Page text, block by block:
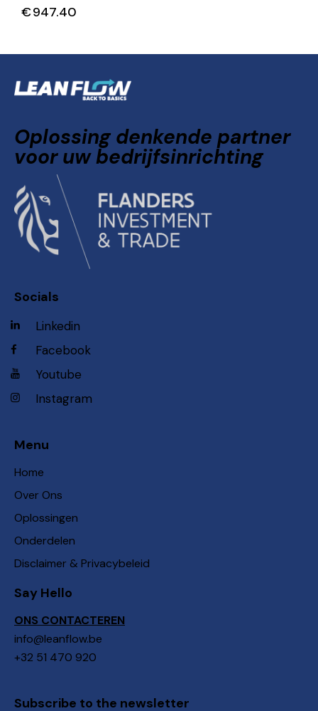
€947.40
Oplossing denkende partner
voor uw bedrijfsinrichting
Socials
Linkedin
Facebook
Youtube
Instagram
Menu
Home
Over Ons
Oplossingen
Onderdelen
Disclaimer & Privacybeleid
Say Hello
ONS CONTACTEREN
info@leanflow.be
+32 51 470 920
Subscribe to the newsletter